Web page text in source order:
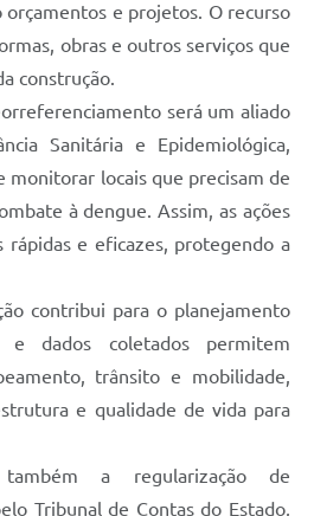
orçamentos e projetos. O recurso
obras e outros serviços que
construção.
será um aliado
Sanitária e Epidemiológica,
locais que precisam de
à dengue. Assim, as ações
rápidas e eficazes, protegendo a
contribui para o planejamento
e dados coletados permitem
trânsito e mobilidade,
e qualidade de vida para
a regularização de
Tribunal de Contas do Estado,